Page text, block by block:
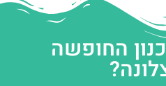
החופשה